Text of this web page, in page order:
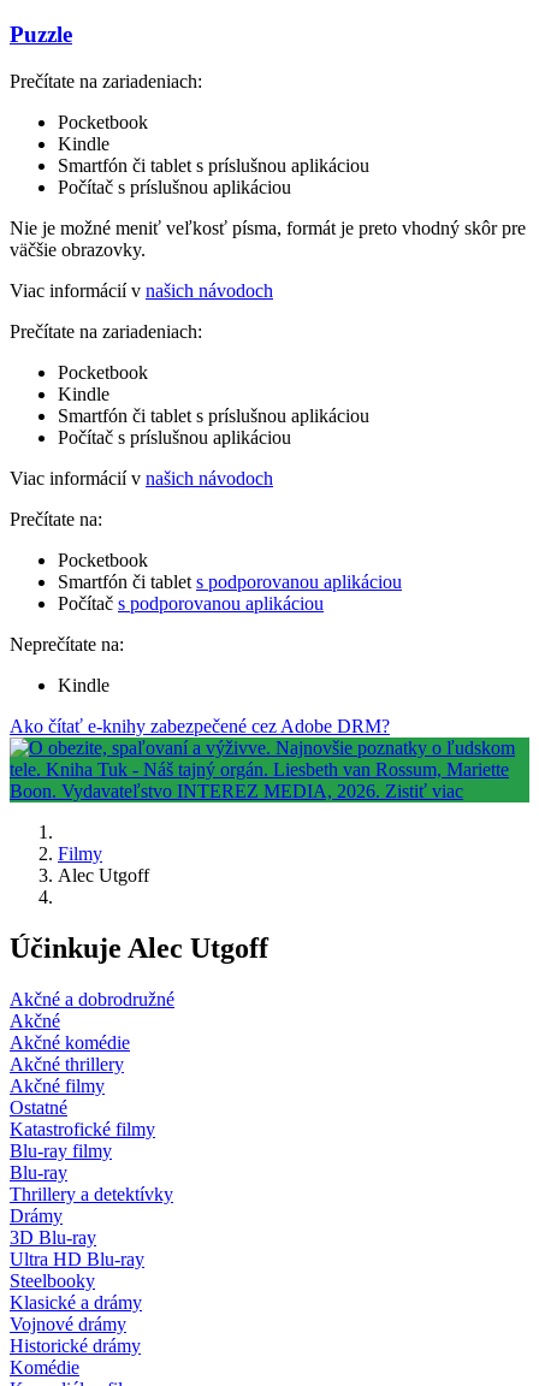
Puzzle
Prečítate na zariadeniach:
Pocketbook
Kindle
Smartfón či tablet s príslušnou aplikáciou
Počítač s príslušnou aplikáciou
Nie je možné meniť veľkosť písma, formát je preto vhodný skôr pre
väčšie obrazovky.
Viac informácií v našich návodoch
Prečítate na zariadeniach:
Pocketbook
Kindle
Smartfón či tablet s príslušnou aplikáciou
Počítač s príslušnou aplikáciou
Viac informácií v našich návodoch
Prečítate na:
Pocketbook
Smartfón či tablet s podporovanou aplikáciou
Počítač s podporovanou aplikáciou
Neprečítate na:
Kindle
Ako čítať e-knihy zabezpečené cez Adobe DRM?
Filmy
Alec Utgoff
Účinkuje Alec Utgoff
Akčné a dobrodružné
Akčné
Akčné komédie
Akčné thrillery
Akčné filmy
Ostatné
Katastrofické filmy
Blu-ray filmy
Blu-ray
Thrillery a detektívky
Drámy
3D Blu-ray
Ultra HD Blu-ray
Steelbooky
Klasické a drámy
Vojnové drámy
Historické drámy
Komédie